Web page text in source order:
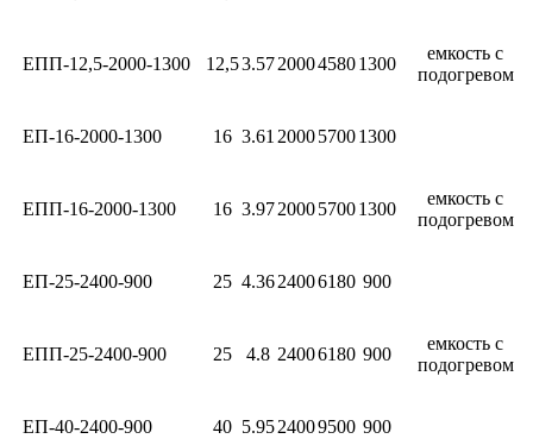
ЕПП-12,5-2000-1300 12,53.57200045801300
емкость с
подогревом
ЕП-16-2000-1300 16 3.61 200057001300
ЕПП-16-2000-1300 16 3.97200057001300
емкость с
подогревом
ЕП-25-2400-900 25 4.3624006180 900
ЕПП-25-2400-900 25 4.8 24006180 900
емкость с
подогревом
ЕП-40-2400-900 40 5.9524009500 900